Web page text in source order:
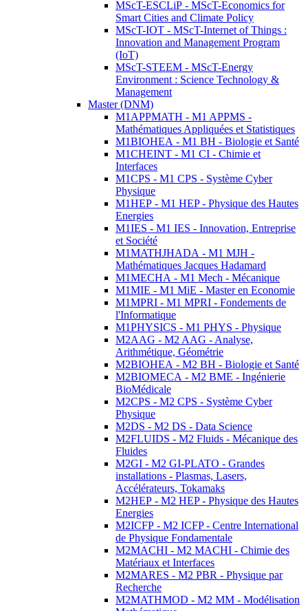
MScT-ESCLiP - MScT-Economics for
Smart Cities and Climate Policy
MScT-IOT - MScT-Internet of Things :
Innovation and Management Program
(IoT)
MScT-STEEM - MScT-Energy
Environment : Science Technology &
Management
Master (DNM)
M1APPMATH - M1 APPMS -
Mathématiques Appliquées et Statistiques
M1BIOHEA - M1 BH - Biologie et Santé
M1CHEINT - M1 CI - Chimie et
Interfaces
M1CPS - M1 CPS - Système Cyber
Physique
M1HEP - M1 HEP - Physique des Hautes
Energies
M1IES - M1 IES - Innovation, Entreprise
et Société
M1MATHJHADA - M1 MJH -
Mathématiques Jacques Hadamard
M1MECHA - M1 Mech - Mécanique
M1MIE - M1 MiE - Master en Economie
M1MPRI - M1 MPRI - Fondements de
l'Informatique
M1PHYSICS - M1 PHYS - Physique
M2AAG - M2 AAG - Analyse,
Arithmétique, Géométrie
M2BIOHEA - M2 BH - Biologie et Santé
M2BIOMECA - M2 BME - Ingénierie
BioMédicale
M2CPS - M2 CPS - Système Cyber
Physique
M2DS - M2 DS - Data Science
M2FLUIDS - M2 Fluids - Mécanique des
Fluides
M2GI - M2 GI-PLATO - Grandes
installations - Plasmas, Lasers,
Accélérateurs, Tokamaks
M2HEP - M2 HEP - Physique des Hautes
Energies
M2ICFP - M2 ICFP - Centre International
de Physique Fondamentale
M2MACHI - M2 MACHI - Chimie des
Matériaux et Interfaces
M2MARES - M2 PBR - Physique par
Recherche
M2MATHMOD - M2 MM - Modélisation